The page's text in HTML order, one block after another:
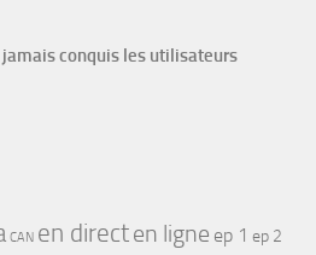
jamais conquis les utilisateurs
CAN en directen ligne ep 1 ep 2